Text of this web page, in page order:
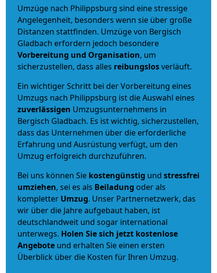
Umzüge nach Philippsburg sind eine stressige
Angelegenheit, besonders wenn sie über große
Distanzen stattfinden. Umzüge von Bergisch
Gladbach erfordern jedoch besondere
Vorbereitung und Organisation, um
sicherzustellen, dass alles reibungslosverläuft.
Ein wichtiger Schritt bei der Vorbereitung eines
Umzugs nach Philippsburg ist die Auswahl eines
zuverlässigen Umzugsunternehmens in
Bergisch Gladbach. Es ist wichtig, sicherzustellen,
dass das Unternehmen über die erforderliche
Erfahrung und Ausrüstung verfügt, um den
Umzug erfolgreich durchzuführen.
Bei uns können Sie kostengünstig und stressfrei
umziehen, sei es als Beiladung oder als
kompletter Umzug. Unser Partnernetzwerk, das
wir über die Jahre aufgebaut haben, ist
deutschlandweit und sogar international
unterwegs. Holen Sie sich jetzt kostenlose
Angebote und erhalten Sie einen ersten
Überblick über die Kosten für Ihren Umzug.